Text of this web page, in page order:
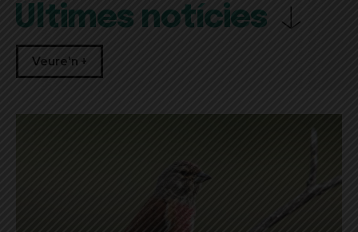
Últimes notícies
Veure'n +